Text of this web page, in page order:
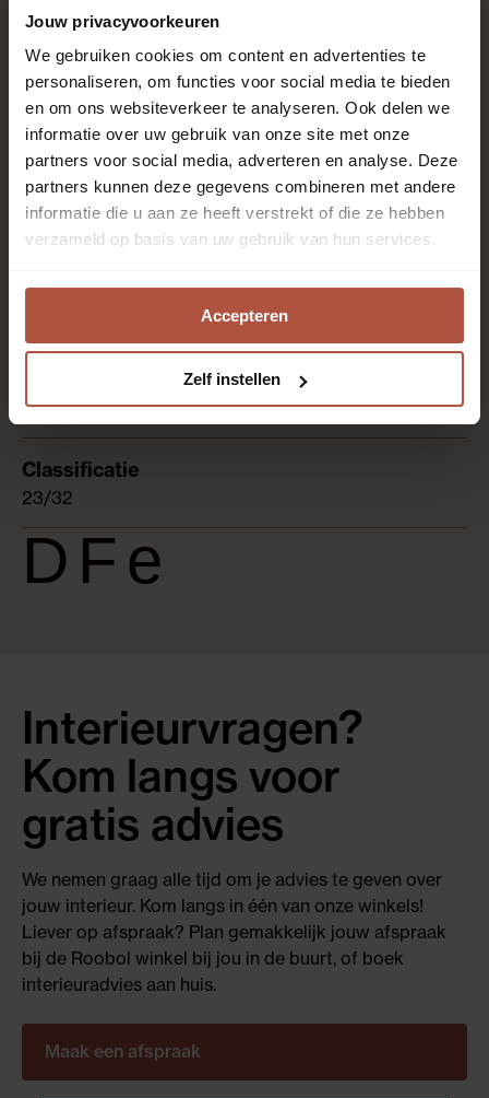
Jouw privacyvoorkeuren
We gebruiken cookies om content en advertenties te
personaliseren, om functies voor social media te bieden
en om ons websiteverkeer te analyseren. Ook delen we
informatie over uw gebruik van onze site met onze
partners voor social media, adverteren en analyse. Deze
partners kunnen deze gegevens combineren met andere
informatie die u aan ze heeft verstrekt of die ze hebben
verzameld op basis van uw gebruik van hun services.
Accepteren
Zelf instellen
2.672
Register
Slaapkamer, Thuiskantoor, Woonkamer
4-zijdig
23/32
DFe
Interieurvragen?
Kom langs voor
gratis advies
We nemen graag alle tijd om je advies te geven over
jouw interieur. Kom langs in één van onze winkels!
Liever op afspraak? Plan gemakkelijk jouw afspraak
bij de Roobol winkel bij jou in de buurt, of boek
interieuradvies aan huis.
Maak een afspraak